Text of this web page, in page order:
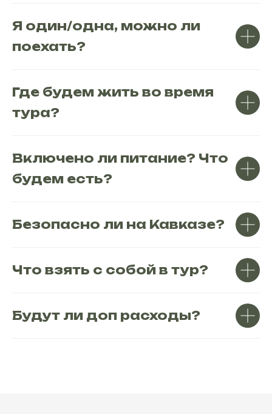
Я один/одна, можно ли
поехать?
Где будем жить во время
тура?
Включено ли питание? Что
будем есть?
Безопасно ли на Кавказе?
Что взять с собой в тур?
Будут ли доп расходы?